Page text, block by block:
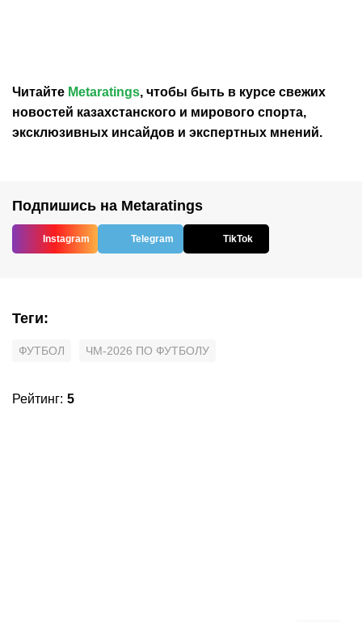
Читайте Metaratings, чтобы быть в курсе свежих
новостей казахстанского и мирового спорта,
эксклюзивных инсайдов и экспертных мнений.
Подпишись на Metaratings
Instagram Telegram TikTok
Теги:
ФУТБОЛ ЧМ-2026 ПО ФУТБОЛУ
Рейтинг: 5